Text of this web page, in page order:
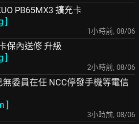
PB65MX3 擴充卡
]
1小時前, 08/06
保內送修 升級
]
2小時前, 08/06
無委員在任 NCC停發手機等電信
]
3小時前, 08/06